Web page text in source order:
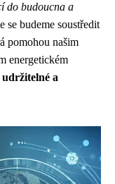
do budoucna a
se budeme soustředit
pomohou našim
energetickém
a